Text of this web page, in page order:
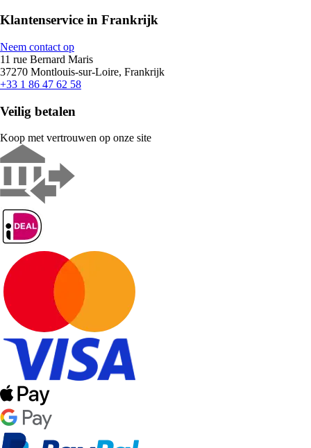
Klantenservice in Frankrijk
Neem contact op
11 rue Bernard Maris
37270 Montlouis-sur-Loire, Frankrijk
+33 1 86 47 62 58
Veilig betalen
Koop met vertrouwen op onze site